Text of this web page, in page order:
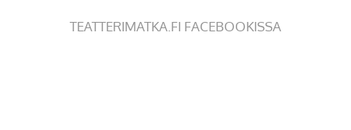
TEATTERIMATKA.FI FACEBOOKISSA